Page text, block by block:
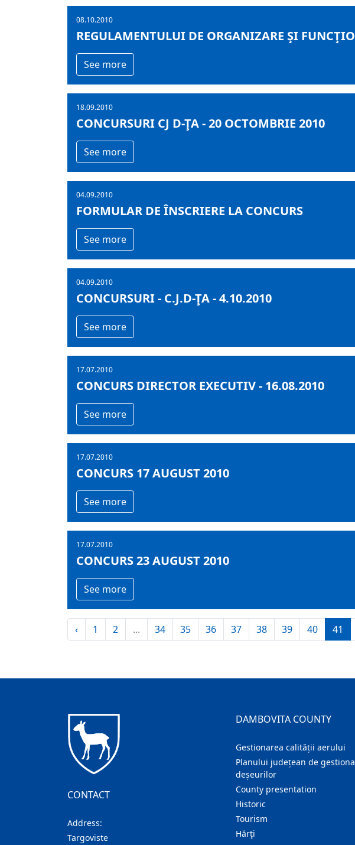
08.10.2010
REGULAMENTULUI DE ORGANIZARE ŞI
See more
18.09.2010
CONCURSURI CJ D-ŢA - 20 OCTOMBRIE 2010
See more
04.09.2010
FORMULAR DE ÎNSCRIERE LA CONCURS
See more
04.09.2010
CONCURSURI - C.J.D-ŢA - 4.10.2010
See more
17.07.2010
CONCURS DIRECTOR EXECUTIV - 16.08.2010
See more
17.07.2010
CONCURS 17 AUGUST 2010
See more
17.07.2010
CONCURS 23 AUGUST 2010
See more
‹ 1 2 ... 34 35 36 37 38 39 40 41
CONTACT
Address:
Targoviste
DAMBOVITA COUNTY
Gestionarea calității aerului
Planului județean de
deșeurilor
County presentation
Historic
Tourism
Hărţi